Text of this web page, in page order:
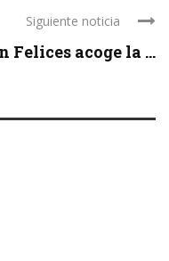
Siguiente noticia
Felices acoge la ...